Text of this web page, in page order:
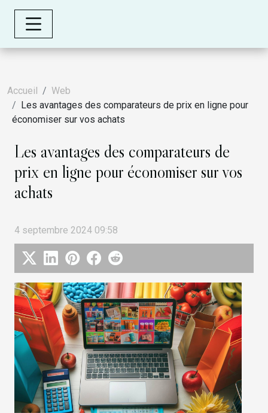
Accueil
Web
Les avantages des comparateurs de prix en ligne pour
économiser sur vos achats
Les avantages des comparateurs de
prix en ligne pour économiser sur vos
achats
4 septembre 2024 09:58